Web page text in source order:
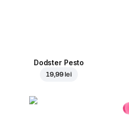
Dodster Pesto
19,99 lei